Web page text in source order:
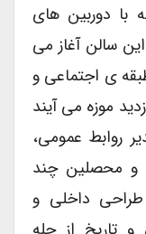
دوربین های
سالن آغاز می
ی اجتماعی و
موزه می آیند
روابط عمومی،
و محصلین چند
داخلی و